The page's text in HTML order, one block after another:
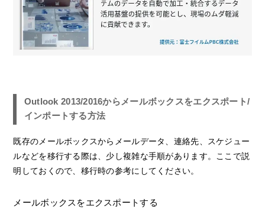
Outlook 2013/2016からメールボックスをエクスポート/
インポートする方法
既存のメールボックスからメールデータ、連絡先、スケジュー
ルなどを移行する際は、少し複雑な手順があります。ここで説
明しておくので、移行時の参考にしてください。
メールボックスをエクスポートする